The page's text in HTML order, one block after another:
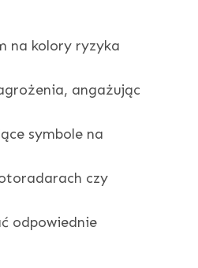
na kolory ryzyka
angażując
symbole na
czy
odpowiednie